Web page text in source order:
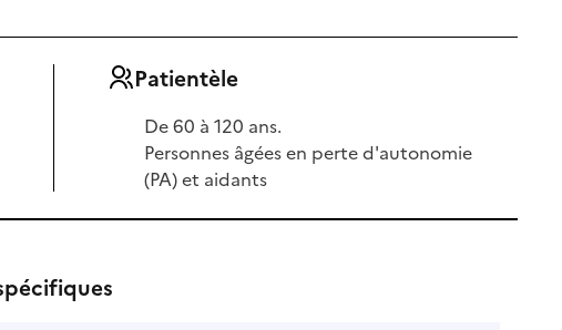
Patientèle
De 60 à 120 ans.
Personnes âgées en perte d'autonomie
(PA) et aidants